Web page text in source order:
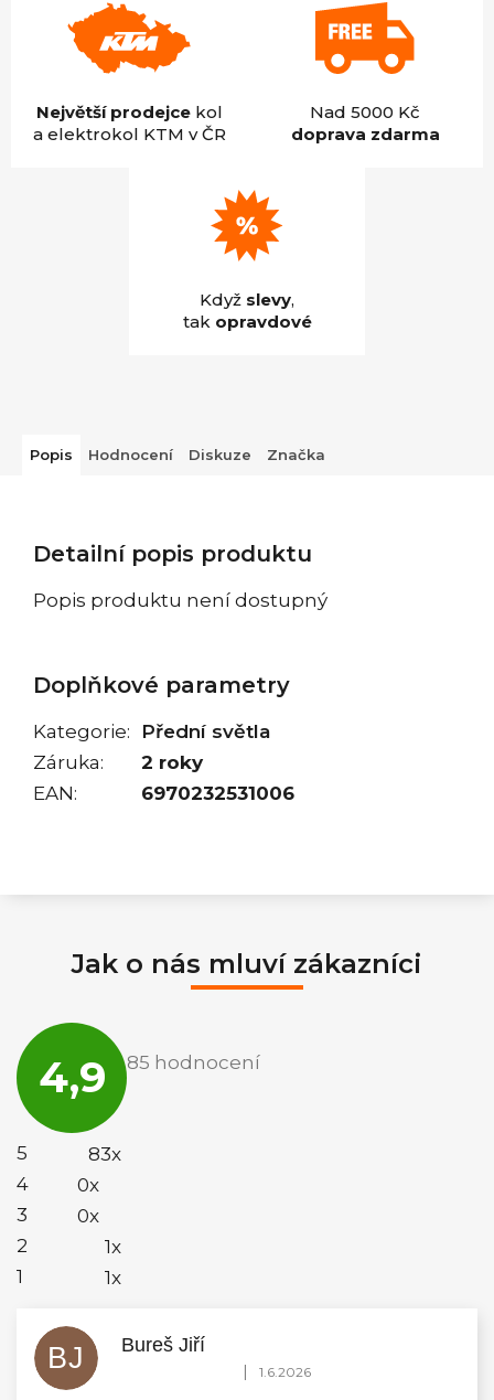
Největší prodejcekol
a elektrokol KTM v ČR
Nad 5000 Kč
doprava zdarma
Když slevy,
tak opravdové
Popis Hodnocení Diskuze Značka
Detailní popis produktu
Popis produktu není dostupný
Doplňkové parametry
Kategorie:
Přední světla
Záruka:
2 roky
EAN: 6970232531006
Jak o nás mluví zákazníci
4,9
obchodu
je
85 hodnocení
5
83x
4
0x
3
0x
2
1x
1
1x
BJ Bureš Jiří
Hodnocení obchodu je 5 z 5 hvězdiček.
| 1.6.2026